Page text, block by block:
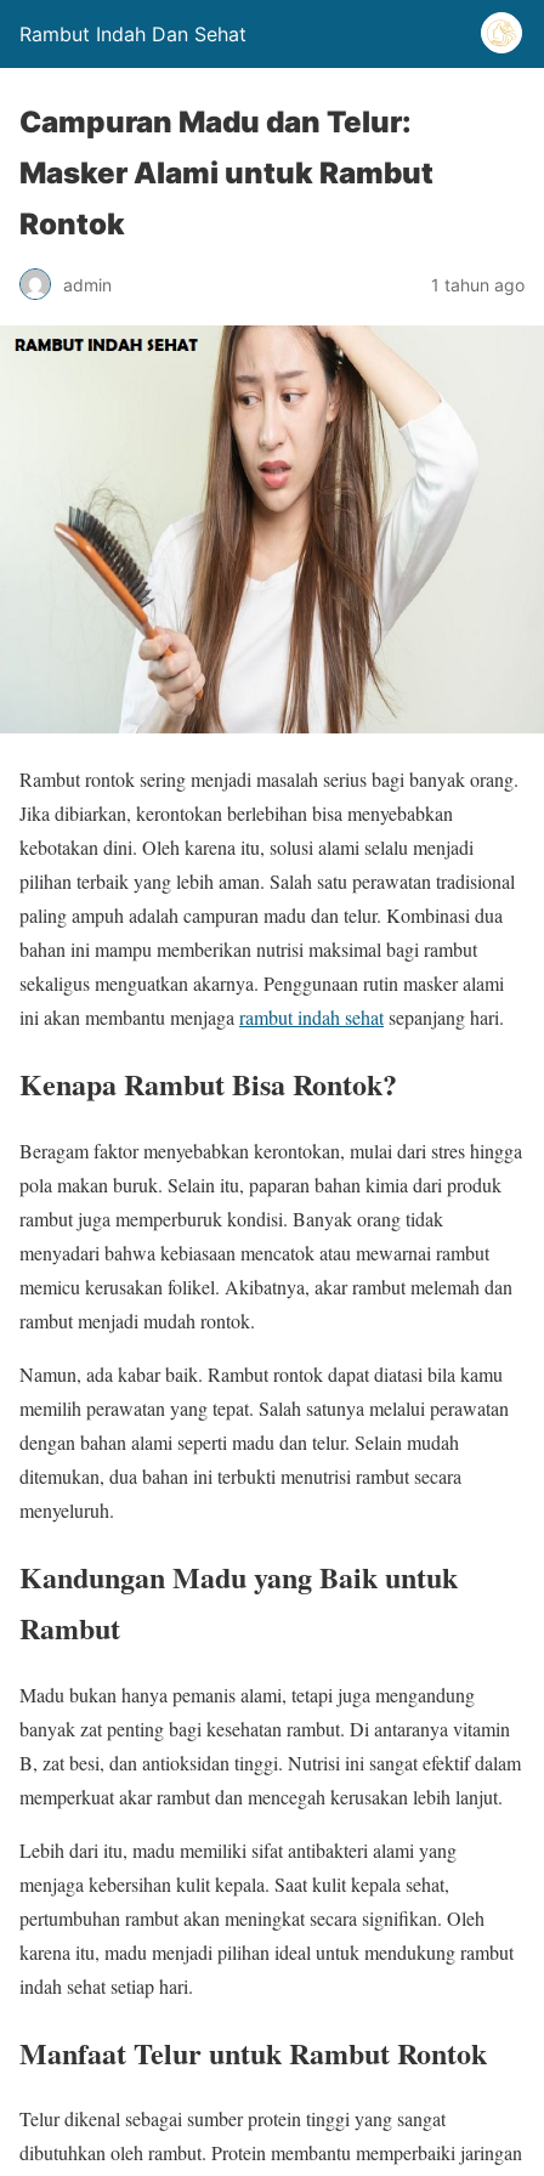
Rambut Indah Dan Sehat
Campuran Madu dan Telur:
Masker Alami untuk Rambut
Rontok
admin 1 tahun ago
Rambut rontok sering menjadi masalah serius bagi banyak orang.
Jika dibiarkan, kerontokan berlebihan bisa menyebabkan
kebotakan dini. Oleh karena itu, solusi alami selalu menjadi
pilihan terbaik yang lebih aman. Salah satu perawatan tradisional
paling ampuh adalah campuran madu dan telur. Kombinasi dua
bahan ini mampu memberikan nutrisi maksimal bagi rambut
sekaligus menguatkan akarnya. Penggunaan rutin masker alami
ini akan membantu menjaga rambut indah sehatsepanjang hari.
Kenapa Rambut Bisa Rontok?
Beragam faktor menyebabkan kerontokan, mulai dari stres hingga
pola makan buruk. Selain itu, paparan bahan kimia dari produk
rambut juga memperburuk kondisi. Banyak orang tidak
menyadari bahwa kebiasaan mencatok atau mewarnai rambut
memicu kerusakan folikel. Akibatnya, akar rambut melemah dan
rambut menjadi mudah rontok.
Namun, ada kabar baik. Rambut rontok dapat diatasi bila kamu
memilih perawatan yang tepat. Salah satunya melalui perawatan
dengan bahan alami seperti madu dan telur. Selain mudah
ditemukan, dua bahan ini terbukti menutrisi rambut secara
menyeluruh.
Kandungan Madu yang Baik untuk
Rambut
Madu bukan hanya pemanis alami, tetapi juga mengandung
banyak zat penting bagi kesehatan rambut. Di antaranya vitamin
B, zat besi, dan antioksidan tinggi. Nutrisi ini sangat efektif dalam
memperkuat akar rambut dan mencegah kerusakan lebih lanjut.
Lebih dari itu, madu memiliki sifat antibakteri alami yang
menjaga kebersihan kulit kepala. Saat kulit kepala sehat,
pertumbuhan rambut akan meningkat secara signifikan. Oleh
karena itu, madu menjadi pilihan ideal untuk mendukung rambut
indah sehat setiap hari.
Manfaat Telur untuk Rambut Rontok
Telur dikenal sebagai sumber protein tinggi yang sangat
dibutuhkan oleh rambut. Protein membantu memperbaiki jaringan